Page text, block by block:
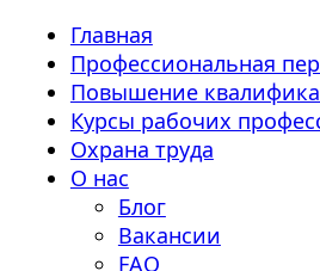
Главная
Профессиональная
Повышение
Курсы рабочих
Охрана труда
О нас
Блог
Вакансии
FAQ